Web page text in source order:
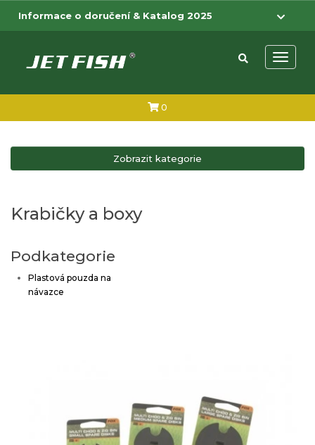
Informace o doručení & Katalog 2025
Otevřít
0
Zobrazit kategorie
Krabičky a boxy
Podkategorie
Plastová pouzda na
návazce